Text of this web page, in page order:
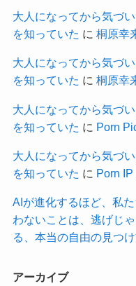
大人になってから気づ
を知っていた に 桐原幸
大人になってから気づ
を知っていた に 桐原幸
大人になってから気づ
を知っていた に Porn
大人になってから気づ
を知っていた に Porn IP
AIが進化するほど、私
わないことは、逃げじ
る、本当の自由の見つ
アーカイブ